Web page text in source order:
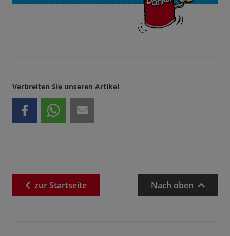
Verbreiten Sie unseren Artikel
zurStartseite Nach oben